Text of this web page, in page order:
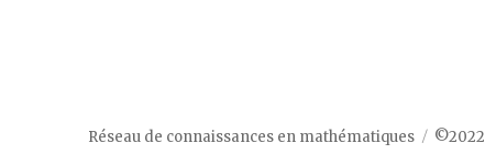
Réseau de connaissances en mathématiques ©2022